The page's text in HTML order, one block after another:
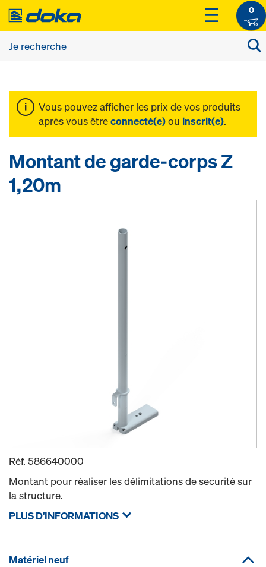
0
Vous pouvez afficher les prix de vos produits
après vous êtreconnecté(e)ou inscrit(e).
Montant de garde-corps Z
1,20m
Réf. 586640000
Montant pour réaliser les délimitations de securité sur
la structure.
PLUS D'INFORMATIONS
Matériel neuf